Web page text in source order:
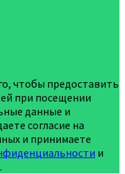
чтобы предоставить
при посещении
данные и
согласие на
и принимаете
и
.